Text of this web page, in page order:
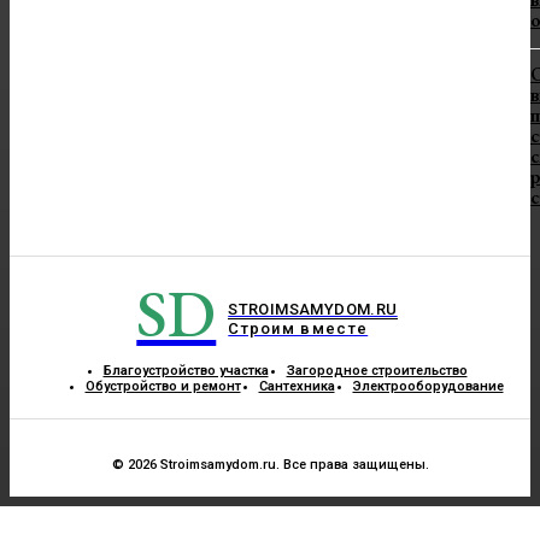
SD
STROIMSAMYDOM.RU
Строим вместе
Благоустройство участка
Загородное строительство
Обустройство и ремонт
Сантехника Электрооборудование
© 2026 Stroimsamydom.ru. Все права защищены.